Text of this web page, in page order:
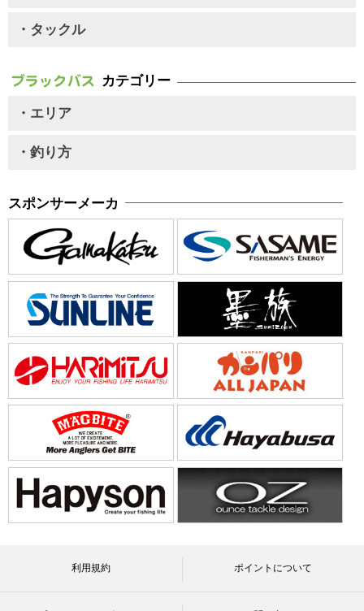
・タックル
カテゴリー
・エリア
・釣り方
スポンサーメーカ
利用規約 ポイントについて